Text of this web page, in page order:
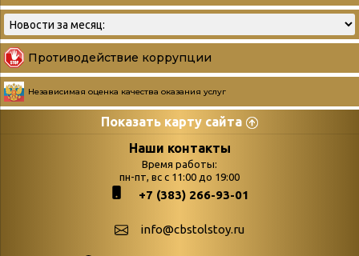
Противодействие коррупции
Независимая оценка качества оказания услуг
Показать карту сайта
Страницы
podvedenie-itogov-festivalya-
paskhalnaya-palitra
поступлений
Война. Народ.
Наши контакты
Время работы:
пн-пт, вс с 11:00 до 19:00
+7 (383) 266-93-01
info@cbstolstoy.ru